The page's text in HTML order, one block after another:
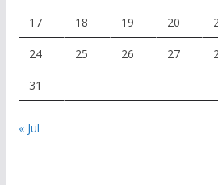
17 18 19 20
24 25 26 27
31
« Jul